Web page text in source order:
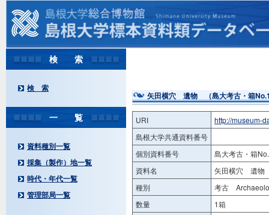
検 索
検 索
一 覧
資料種別一覧
採集（製作）地一覧
時代・年代一覧
管理部局一覧
矢田横穴 遺物 （島大考古・箱
URI
http://museum-
島根大学共通資料番号
個別資料番号
島大考古・箱
資料名
矢田横穴 遺物
種別
考古
数量
1箱